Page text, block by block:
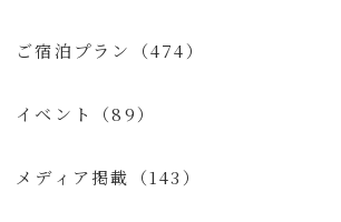
ご宿泊プラン（474）
イベント（89）
メディア掲載（143）